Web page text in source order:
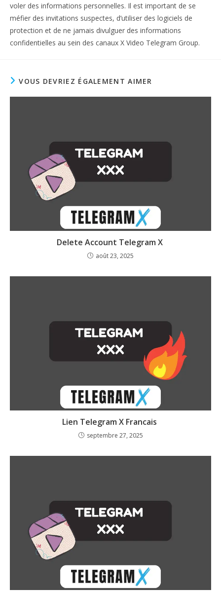
voler des informations personnelles. Il est important de se
méfier des invitations suspectes, d’utiliser des logiciels de
protection et de ne jamais divulguer des informations
confidentielles au sein des canaux X Video Telegram Group.
VOUS DEVRIEZ ÉGALEMENT AIMER
Delete Account Telegram X
août 23, 2025
Lien Telegram X Francais
septembre 27, 2025